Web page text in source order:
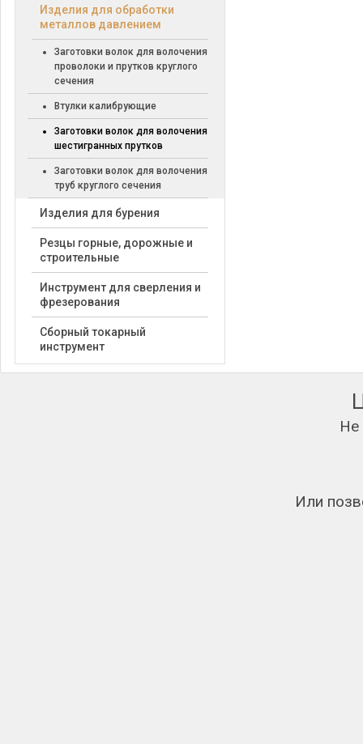
Изделия для обработки
металлов давлением
Заготовки волок для волочения
проволоки и прутков круглого
сечения
Втулки калибрующие
Заготовки волок для волочения
шестигранных прутков
Заготовки волок для волочения
труб круглого сечения
Изделия для бурения
Резцы горные, дорожные и
строительные
Инструмент для сверления и
фрезерования
Сборный токарный
инструмент
Не
Или